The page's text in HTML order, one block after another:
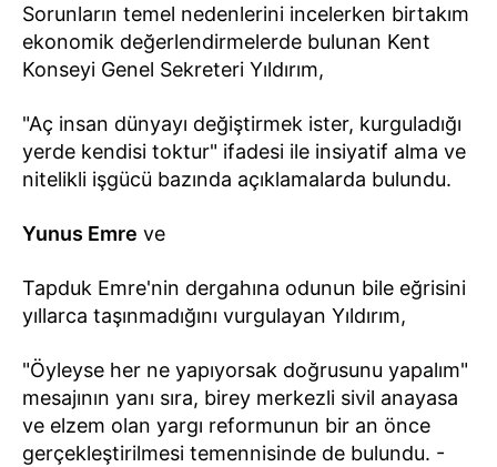
Sorunların temel nedenlerini incelerken birtakım
ekonomik değerlendirmelerde bulunan Kent
Konseyi Genel Sekreteri Yıldırım,
"Aç insan dünyayı değiştirmek ister, kurguladığı
yerde kendisi toktur" ifadesi ile insiyatif alma ve
nitelikli işgücü bazında açıklamalarda bulundu.
Yunus Emre ve
Tapduk Emre'nin dergahına odunun bile eğrisini
yıllarca taşınmadığını vurgulayan Yıldırım,
"Öyleyse her ne yapıyorsak doğrusunu yapalım"
mesajının yanı sıra, birey merkezli sivil anayasa
ve elzem olan yargı reformunun bir an önce
gerçekleştirilmesi temennisinde de bulundu. -